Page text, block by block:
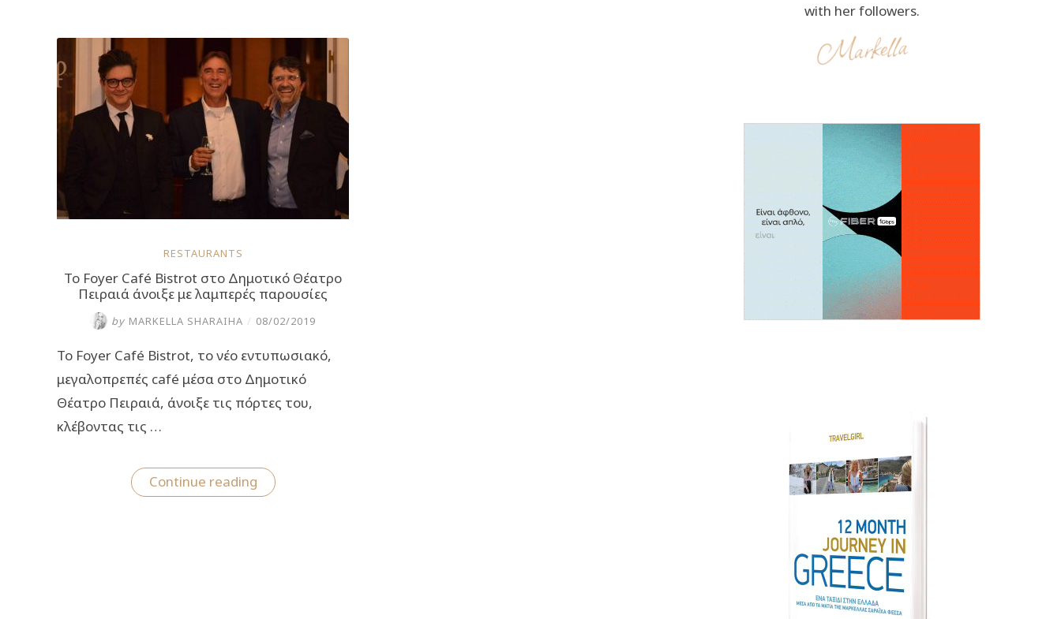
με
τζαζ
και
σύγχρονη
ελληνική
μουσική”
RESTAURANTS
Το Foyer Café Bistrot στο Δημοτικό Θέατρο
Πειραιά άνοιξε με λαμπερές παρουσίες
by MARKELLA SHARAIHA / 08/02/2019
Το Foyer Café Bistrot, το νέο εντυπωσιακό,
μεγαλοπρεπές café μέσα στο Δημοτικό
Θέατρο Πειραιά, άνοιξε τις πόρτες του,
κλέβοντας τις …
Continue reading“Το
Foyer
with her followers.